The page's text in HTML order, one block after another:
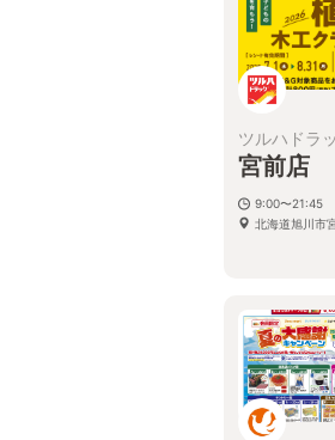
ツルハドラ
宮前店
9:00〜21:45
北海道旭川市